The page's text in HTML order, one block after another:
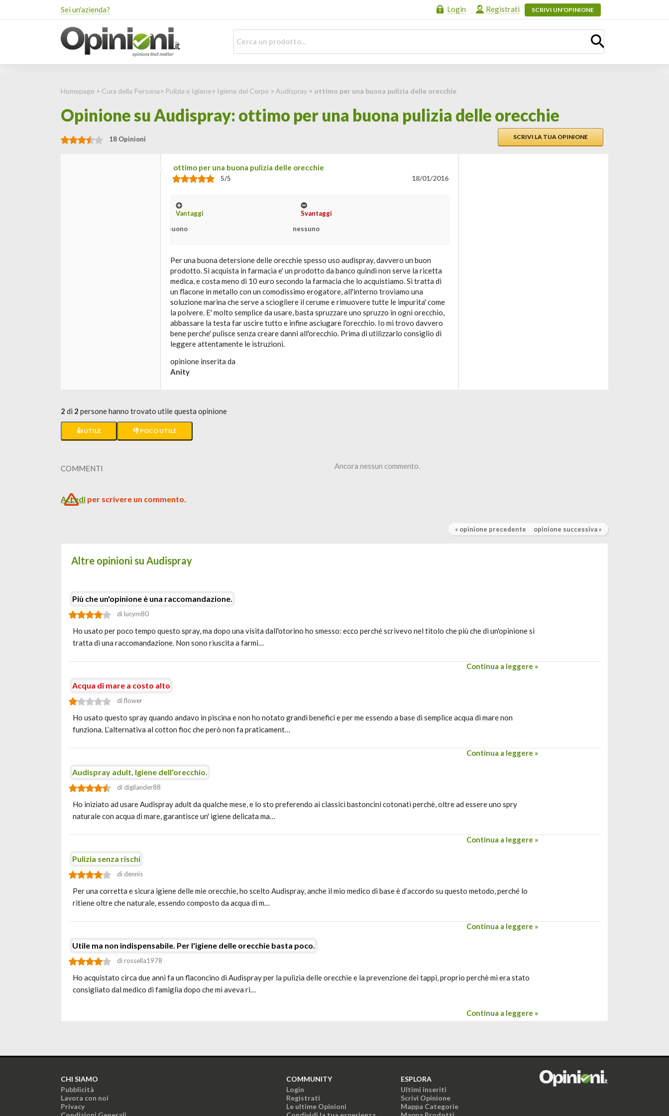
Sei un'azienda? Login Registrati SCRIVI UN'OPINIONE
Homepage > Cura della Persona> Pulizia e Igiene> Igiene del Corpo > Audispray > ottimo per una buona pulizia delle orecchie
Opinione su Audispray: ottimo per una buona pulizia delle orecchie
18 Opinioni SCRIVI LA TUA OPINIONE
ottimo per una buona pulizia delle orecchie
5/5 18/01/2016
Vantaggi
buono
Svantaggi
nessuno
Per una buona detersione delle orecchie spesso uso audispray, davvero un buon
prodotto. Si acquista in farmacia e' un prodotto da banco quindi non serve la ricetta
medica, e costa meno di 10 euro secondo la farmacia che lo acquistiamo. Si tratta di
un flacone in metallo con un comodissimo erogatore, all'interno troviamo una
soluzione marina che serve a sciogliere il cerume e rimuovere tutte le impurita' come
la polvere. E' molto semplice da usare, basta spruzzare uno spruzzo in ogni orecchio,
abbassare la testa far uscire tutto e infine asciugare l'orecchio. Io mi trovo davvero
bene perche' pulisce senza creare danni all'orecchio. Prima di utilizzarlo consiglio di
leggere attentamente le istruzioni.
opinione inserita da
Anity
2 di 2 persone hanno trovato utile questa opinione
👍 UTILE 👎 POCO UTILE
COMMENTI Ancora nessun commento.
Accedi per scrivere un commento.
« opinione precedente opinione successiva »
Altre opinioni su Audispray
Più che un'opinione è una raccomandazione.
di lucym80
Ho usato per poco tempo questo spray, ma dopo una visita dall'otorino ho smesso: ecco perché scrivevo nel titolo che più che di un'opinione si
tratta di una raccomandazione. Non sono riuscita a farmi…
Continua a leggere »
Acqua di mare a costo alto
di flower
Ho usato questo spray quando andavo in piscina e non ho notato grandi benefici e per me essendo a base di semplice acqua di mare non
funziona. L’alternativa al cotton fioc che però non fa praticament…
Continua a leggere »
Audispray adult, Igiene dell'orecchio.
di digilander88
Ho iniziato ad usare Audispray adult da qualche mese, e lo sto preferendo ai classici bastoncini cotonati perchè, oltre ad essere uno spry
naturale con acqua di mare, garantisce un' igiene delicata ma…
Continua a leggere »
Pulizia senza rischi
di dennis
Per una corretta e sicura igiene delle mie orecchie, ho scelto Audispray, anche il mio medico di base è d’accordo su questo metodo, perché lo
ritiene oltre che naturale, essendo composto da acqua di m…
Continua a leggere »
Utile ma non indispensabile. Per l'igiene delle orecchie basta poco.
di rossella1978
Ho acquistato circa due anni fa un flaconcino di Audispray per la pulizia delle orecchie e la prevenzione dei tappi, proprio perchè mi era stato
consigliato dal medico di famiglia dopo che mi aveva ri…
Continua a leggere »
CHI SIAMO
Pubblicità
Lavora con noi
Privacy
COMMUNITY
Login
Registrati
Le ultime Opinioni
ESPLORA
Ultimi inseriti
Scrivi Opinione
Mappa Categorie